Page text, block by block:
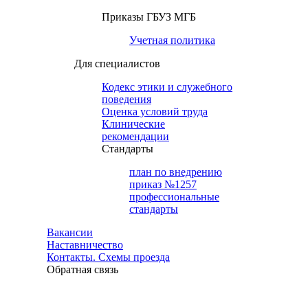
Приказы ГБУЗ МГБ
Учетная политика
Для специалистов
Кодекс этики и служебного
поведения
Оценка условий труда
Клинические
рекомендации
Cтандарты
план по внедрению
приказ №1257
профессиональные
стандарты
Вакансии
Наставничество
Контакты. Схемы проезда
Обратная связь